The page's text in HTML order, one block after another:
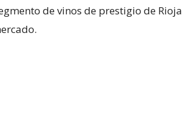
de vinos de prestigio de Rioja